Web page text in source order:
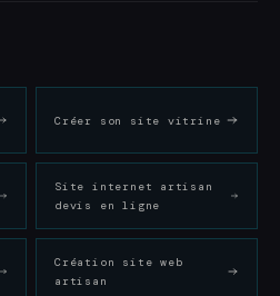
Créer son site vitrine
Site internet artisan
devis en ligne
Création site web
artisan